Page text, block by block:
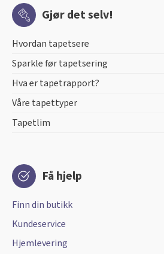
Gjør det selv!
Hvordan tapetsere
Sparkle før tapetsering
Hva er tapetrapport?
Våre tapettyper
Tapetlim
Få hjelp
Finn din butikk
Kundeservice
Hjemlevering